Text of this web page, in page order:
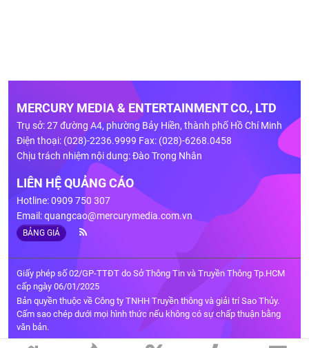
MERCURY MEDIA & ENTERTAINMENT CO., LTD
Trụ sở: 27 đường A4, phường Bảy Hiền, thành phố Hồ Chí Minh
Điện thoại: (028)-2236.9999 Fax: (028)-6268.0458
Chịu trách nhiệm nội dung: Đào Trọng Nhân
LIÊN HỆ QUẢNG CÁO
Hotline: 0909 750 307
Email:quangcao@mercurymedia.com.vn
BẢNG GIÁ
Giấy phép số 02/GP-TTĐT do Sở Thông Tin và Truyền Thông Tp.HCM
cấp ngày 06/01/2025
Bản quyền thuộc về Công ty TNHH Truyền thông và giải trí Sao Thủy.
Cấm sao chép dưới mọi hình thức nếu không có sự chấp thuận bằng
văn bản.